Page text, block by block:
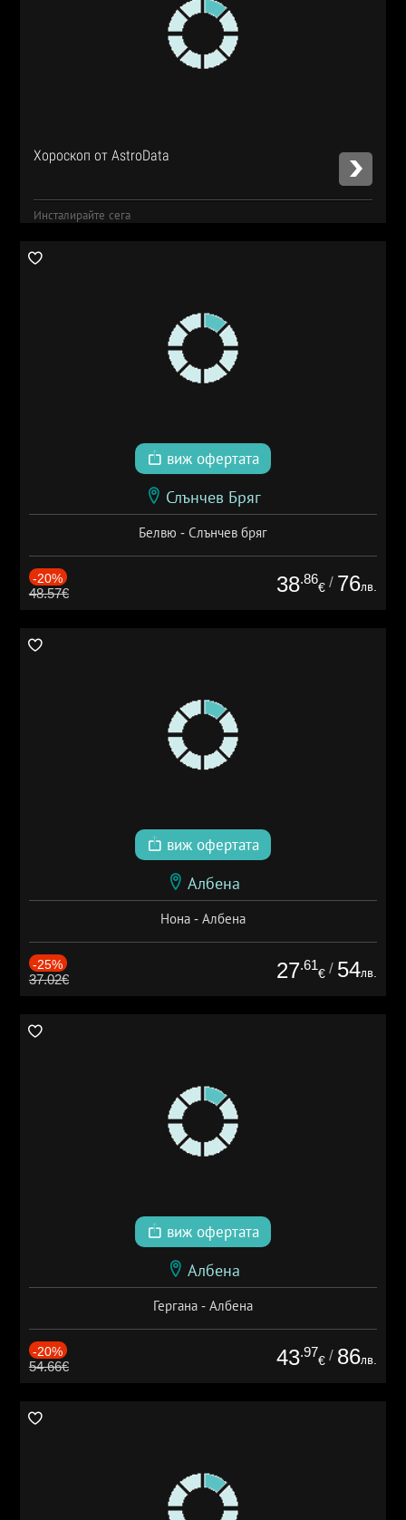
Хороскоп от AstroData
Инсталирайте сега
виж офертата
Слънчев Бряг
Белвю - Слънчев бряг
-20%
48.57€ 38.86
€ / 76лв.
виж офертата
Албена
Нона - Албена
-25%
37.02€ 27.61
€ / 54лв.
виж офертата
Албена
Гергана - Албена
-20%
54.66€ 43.97
€ / 86лв.